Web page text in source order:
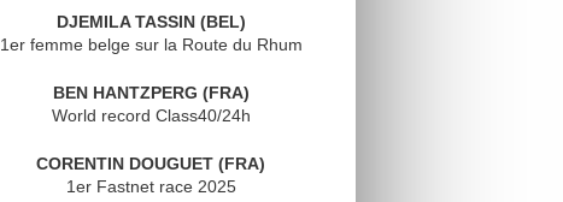
DJEMILA TASSIN (BEL)
1er femme belge sur la Route du Rhum
BEN HANTZPERG (FRA)
World record Class40/24h
CORENTIN DOUGUET (FRA)
1er Fastnet race 2025